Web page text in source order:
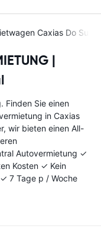
Caxias Do Sul -
|
Finden Sie einen
in Caxias
wir bieten einen All-
Autovermietung ✓
Kosten ✓ Kein
7 Tage p / Woche